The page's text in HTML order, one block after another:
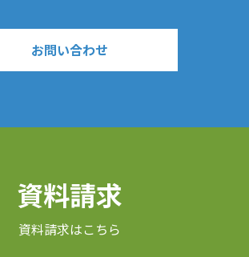
お問い合わせ
資料請求
資料請求はこちら